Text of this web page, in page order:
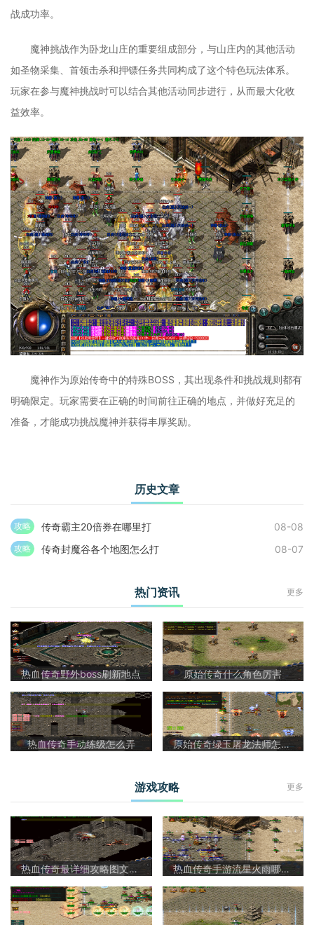
战成功率。
魔神挑战作为卧龙山庄的重要组成部分，与山庄内的其他活动
如圣物采集、首领击杀和押镖任务共同构成了这个特色玩法体系。
玩家在参与魔神挑战时可以结合其他活动同步进行，从而最大化收
益效率。
魔神作为原始传奇中的特殊BOSS，其出现条件和挑战规则都有
明确限定。玩家需要在正确的时间前往正确的地点，并做好充足的
准备，才能成功挑战魔神并获得丰厚奖励。
历史文章
攻略 传奇霸主20倍券在哪里打 08-08
攻略 传奇封魔谷各个地图怎么打 08-07
热门资讯 更多
热血传奇野外boss刷新地点 原始传奇什么角色厉害
热血传奇手动练级怎么弄 原始传奇绿玉屠龙法师怎么样啊
游戏攻略 更多
热血传奇最详细攻略图文大全 热血传奇手游流星火雨哪里爆